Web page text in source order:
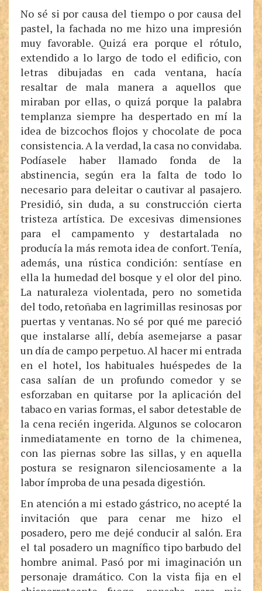
No sé si por causa del tiempo o por causa del
pastel, la fachada no me hizo una impresión
muy favorable. Quizá era porque el rótulo,
extendido a lo largo de todo el edificio, con
letras dibujadas en cada ventana, hacía
resaltar de mala manera a aquellos que
miraban por ellas, o quizá porque la palabra
templanza siempre ha despertado en mí la
idea de bizcochos flojos y chocolate de poca
consistencia. A la verdad, la casa no convidaba.
Podíasele haber llamado fonda de la
abstinencia, según era la falta de todo lo
necesario para deleitar o cautivar al pasajero.
Presidió, sin duda, a su construcción cierta
tristeza artística. De excesivas dimensiones
para el campamento y destartalada no
producía la más remota idea de confort. Tenía,
además, una rústica condición: sentíase en
ella la humedad del bosque y el olor del pino.
La naturaleza violentada, pero no sometida
del todo, retoñaba en lagrimillas resinosas por
puertas y ventanas. No sé por qué me pareció
que instalarse allí, debía asemejarse a pasar
un día de campo perpetuo. Al hacer mi entrada
en el hotel, los habituales huéspedes de la
casa salían de un profundo comedor y se
esforzaban en quitarse por la aplicación del
tabaco en varias formas, el sabor detestable de
la cena recién ingerida. Algunos se colocaron
inmediatamente en torno de la chimenea,
con las piernas sobre las sillas, y en aquella
postura se resignaron silenciosamente a la
labor ímproba de una pesada digestión.
En atención a mi estado gástrico, no acepté la
invitación que para cenar me hizo el
posadero, pero me dejé conducir al salón. Era
el tal posadero un magnífico tipo barbudo del
hombre animal. Pasó por mi imaginación un
personaje dramático. Con la vista fija en el